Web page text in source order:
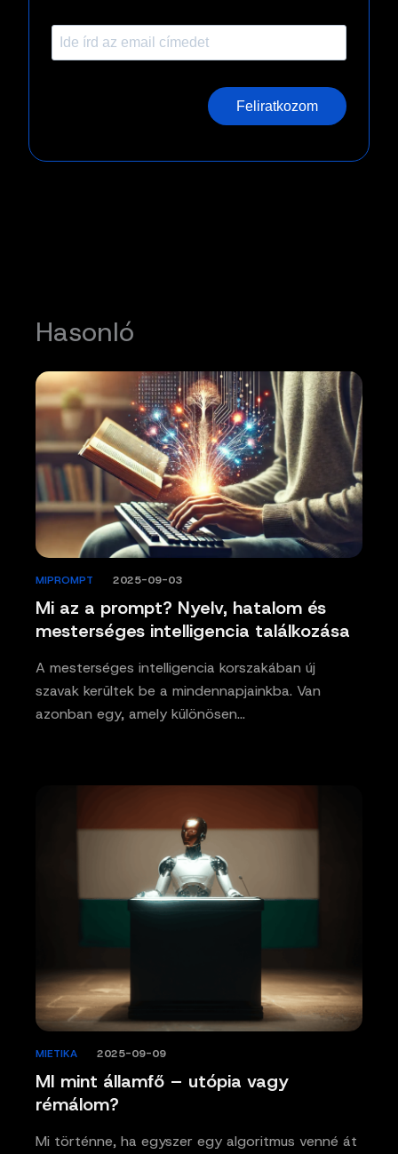
Feliratkozom
Hasonló
Mi az a prompt? Nyelv, hatalom és
mesterséges intelligencia találkozása
MIPROMPT 2025-09-03
A mesterséges intelligencia korszakában új
szavak kerültek be a mindennapjainkba. Van
azonban egy, amely különösen…
MI mint államfő – utópia vagy
rémálom?
MIETIKA 2025-09-09
Mi történne, ha egyszer egy algoritmus venné át